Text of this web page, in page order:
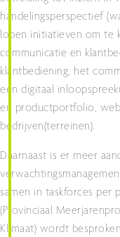
handelingsperspectief
lopen initiatieven om te
communicatie en
klantbediening​, het
een digitaal
en productportfolio,
bedrijven(terreinen). ​
Daarnaast is er meer
samen in taskforces per
(Provinciaal
Klimaat) wordt